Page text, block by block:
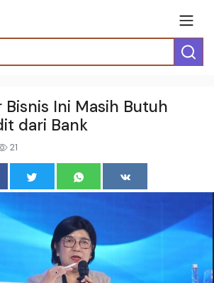
Ini Masih Butuh
dari Bank
21